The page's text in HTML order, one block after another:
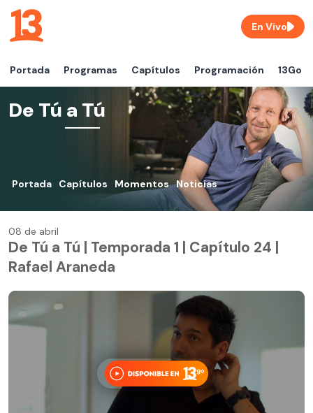
Portada Programas Capítulos Programación 13Go
En Vivo
De Tú a Tú
Portada Capítulos Momentos Noticias
08 de abril
De Tú a Tú | Temporada 1 | Capítulo 24 |
Rafael Araneda